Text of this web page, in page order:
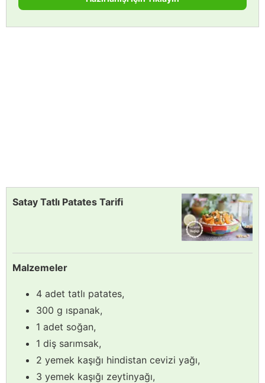
Satay Tatlı Patates Tarifi
Malzemeler
4 adet tatlı patates,
300 g ıspanak,
1 adet soğan,
1 diş sarımsak,
2 yemek kaşığı hindistan cevizi yağı,
3 yemek kaşığı zeytinyağı,